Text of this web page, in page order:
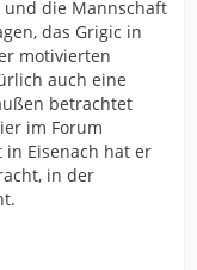
die Mannschaft
das Grigic in
motivierten
auch eine
betrachtet
im Forum
Eisenach hat er
in der